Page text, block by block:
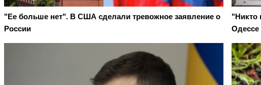
"Ее больше нет". В США сделали тревожное заявление о
России
"Никто
Одессе